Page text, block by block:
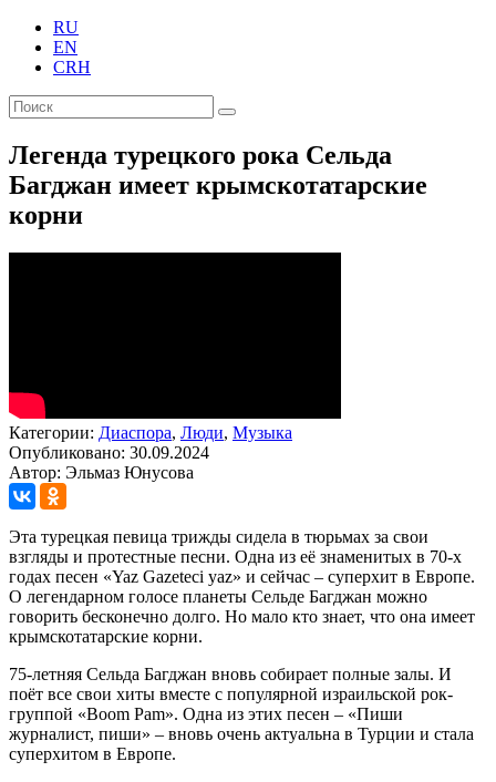
RU
EN
CRH
Легенда турецкого рока Сельда
Багджан имеет крымскотатарские
корни
Категории: Диаспора, Люди, Музыка
Опубликовано: 30.09.2024
Автор: Эльмаз Юнусова
Эта турецкая певица трижды сидела в тюрьмах за свои
взгляды и протестные песни. Одна из её знаменитых в 70-х
годах песен «Yaz Gazeteci yaz» и сейчас – суперхит в Европе.
О легендарном голосе планеты Сельде Багджан можно
говорить бесконечно долго. Но мало кто знает, что она имеет
крымскотатарские корни.
75-летняя Сельда Багджан вновь собирает полные залы. И
поёт все свои хиты вместе с популярной израильской рок-
группой «Boom Pam». Одна из этих песен – «Пиши
журналист, пиши» – вновь очень актуальна в Турции и стала
суперхитом в Европе.